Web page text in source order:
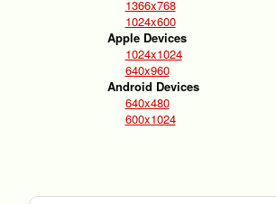
1366x768
1024x600
Apple Devices
1024x1024
640x960
Android Devices
640x480
600x1024